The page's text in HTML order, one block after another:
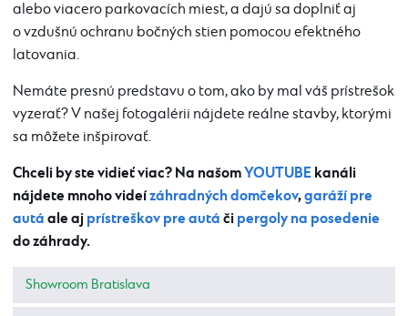
alebo viacero parkovacích miest, a dajú sa doplniť aj
o vzdušnú ochranu bočných stien pomocou efektného
latovania.
Nemáte presnú predstavu o tom, ako by mal váš prístrešok
vyzerať? V našej fotogalérii nájdete reálne stavby, ktorými
sa môžete inšpirovať.
Chceli by ste vidieť viac? Na našomYOUTUBE kanáli
nájdete mnoho videízáhradných domčekov,garáží pre
autá ale aj prístreškov pre autá či pergoly na posedenie
do záhrady.
Showroom Bratislava